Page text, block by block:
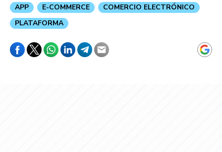
APP E-COMMERCE
COMERCIO ELECTRÓNICO
PLATAFORMA